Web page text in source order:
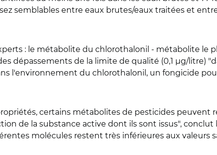
semblables entre eaux brutes/eaux traitées et
: le métabolite du chlorothalonil - métabolite le
dépassements de la limite de qualité (0,1 µg/litre)
l'environnement du chlorothalonil, un fongicide
certains métabolites de pesticides peuvent
de la substance active dont ils sont issus", conclut
molécules restent très inférieures aux valeurs